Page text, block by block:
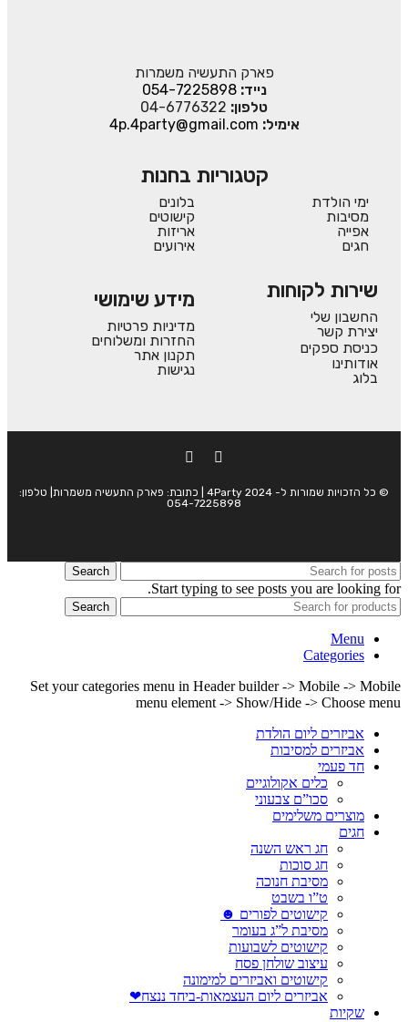
פארק התעשיה משמרות
נייד:054-7225898
טלפון: 04-6776322
אימיל: 4p.4party@gmail.com
קטגוריות בחנות
ימי הולדת
מסיבות
אפייה
חגים
בלונים
קישוטים
אריזות
אירועים
שירות לקוחות
החשבון שלי
יצירת קשר
כניסת ספקים
אודותינו
בלוג
מידע שימושי
מדיניות פרטיות
החזרות ומשלוחים
תקנון אתר
נגישות
© כל הזכויות שמורות ל- 4Party 2024 | כתובת: פארק התעשיה משמרות| טלפון:
054-7225898
Search
Start typing to see posts you are looking for.
Search
Menu
Categories
Set your categories menu in Header builder -> Mobile -> Mobile
menu element -> Show/Hide -> Choose menu
אביזרים ליום הולדת
אביזרים למסיבות
חד פעמי
כלים אקולוגיים
סכו”ם צבעוני
מוצרים משלימים
חגים
חג ראש השנה
חג סוכות
מסיבת חנוכה
ט”ו בשבט
קישוטים לפורים ☻
מסיבת ל”ג בעומר
קישוטים לשבועות
עיצוב שולחן פסח
קישוטים ואביזרים למימונה
אביזרים ליום העצמאות-ביחד ננצח❤
שקיות